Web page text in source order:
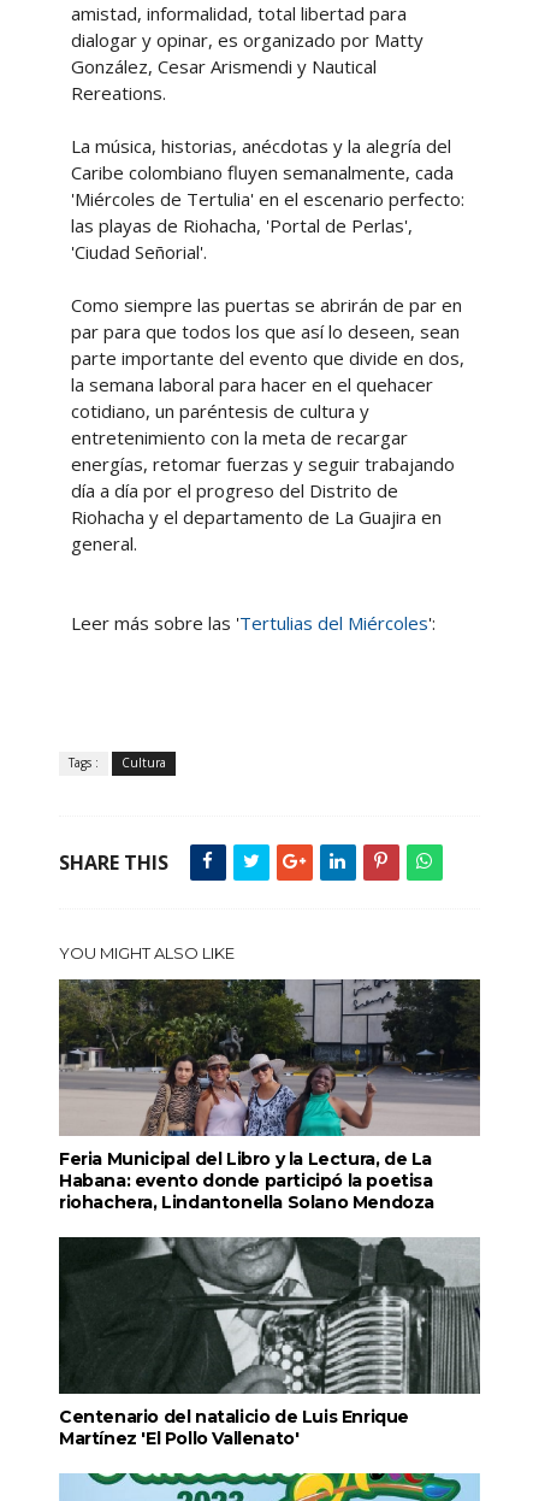
amistad, informalidad, total libertad para
dialogar y opinar, es organizado por Matty
González, Cesar Arismendi y Nautical
Rereations.
La música, historias, anécdotas y la alegría del
Caribe colombiano fluyen semanalmente, cada
'Miércoles de Tertulia' en el escenario perfecto:
las playas de Riohacha, 'Portal de Perlas',
'Ciudad Señorial'.
Como siempre las puertas se abrirán de par en
par para que todos los que así lo deseen, sean
parte importante del evento que divide en dos,
la semana laboral para hacer en el quehacer
cotidiano, un paréntesis de cultura y
entretenimiento con la meta de recargar
energías, retomar fuerzas y seguir trabajando
día a día por el progreso del Distrito de
Riohacha y el departamento de La Guajira en
general.
Leer más sobre las 'Tertulias del Miércoles':
Tags : Cultura
SHARE THIS
YOU MIGHT ALSO LIKE
Feria Municipal del Libro y la Lectura, de La
Habana: evento donde participó la poetisa
riohachera, Lindantonella Solano Mendoza
Centenario del natalicio de Luis Enrique
Martínez 'El Pollo Vallenato'